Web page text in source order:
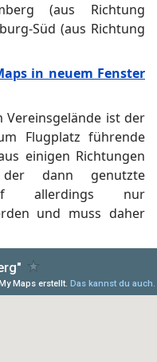
(aus Richtung
Süd (aus Richtung
in neuem Fenster
ist der
Flugplatz führende
einigen Richtungen
der dann genutzte
allerdings nur
und muss daher